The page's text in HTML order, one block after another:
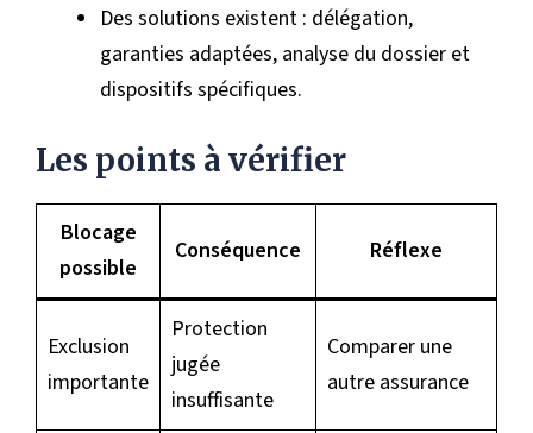
Des solutions existent : délégation,
garanties adaptées, analyse du dossier et
dispositifs spécifiques.
Les points à vérifier
Blocage
possible
Conséquence Réflexe
Exclusion
importante
Protection
jugée
insuffisante
Comparer une
autre assurance